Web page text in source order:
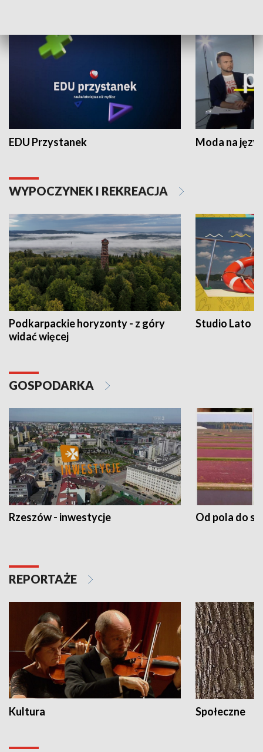
EDU Przystanek Moda na
WYPOCZYNEK I REKREACJA
Podkarpackie horyzonty - z góry
widać więcej
Studio Lato
GOSPODARKA
Rzeszów - inwestycje Od pola do
REPORTAŻE
Kultura Społeczne